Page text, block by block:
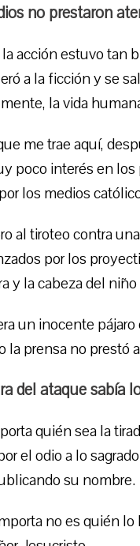
no prestaron
acción estuvo tan
a la ficción y se
la vida
me trae aquí,
poco interés en
los medios
al tiroteo contra
por los
y la cabeza del
un inocente
la prensa no prestó
del ataque sabía
quién sea la
el odio a lo
su nombre.
no es quién